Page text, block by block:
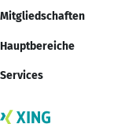
Mitgliedschaften
Hauptbereiche
Services